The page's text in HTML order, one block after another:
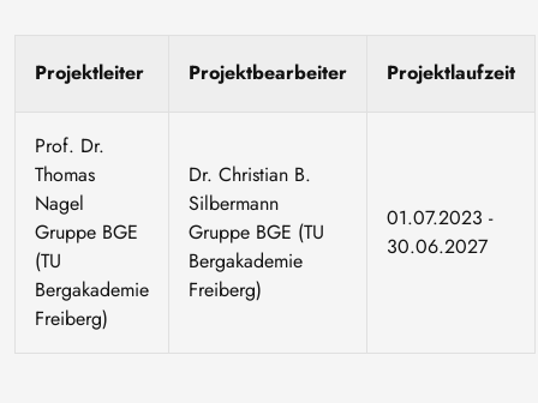
Projektleiter Projektbearbeiter Projektlaufzeit
Prof. Dr.
Thomas
Nagel
Gruppe BGE
(TU
Bergakademie
Freiberg)
Dr. Christian B.
Silbermann
Gruppe BGE (TU
Bergakademie
Freiberg)
01.07.2023 -
30.06.2027